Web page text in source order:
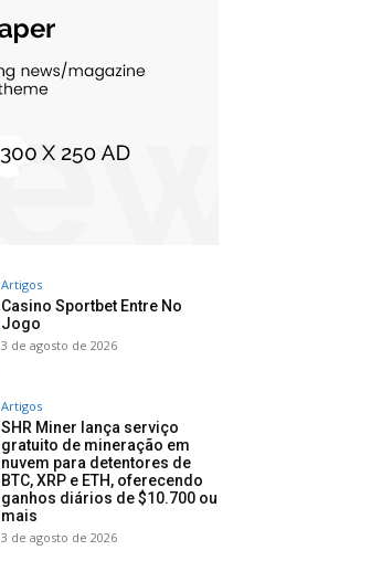
Artigos
Casino Sportbet Entre No
Jogo
3 de agosto de 2026
Artigos
SHR Miner lança serviço
gratuito de mineração em
nuvem para detentores de
BTC, XRP e ETH, oferecendo
ganhos diários de $10.700 ou
mais
3 de agosto de 2026